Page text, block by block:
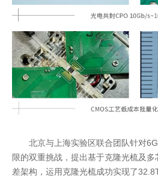
北京与上海实验区联合团队针对
限的双重挑战，提出基于克隆光梳及
差架构，运用克隆光梳成功实现了